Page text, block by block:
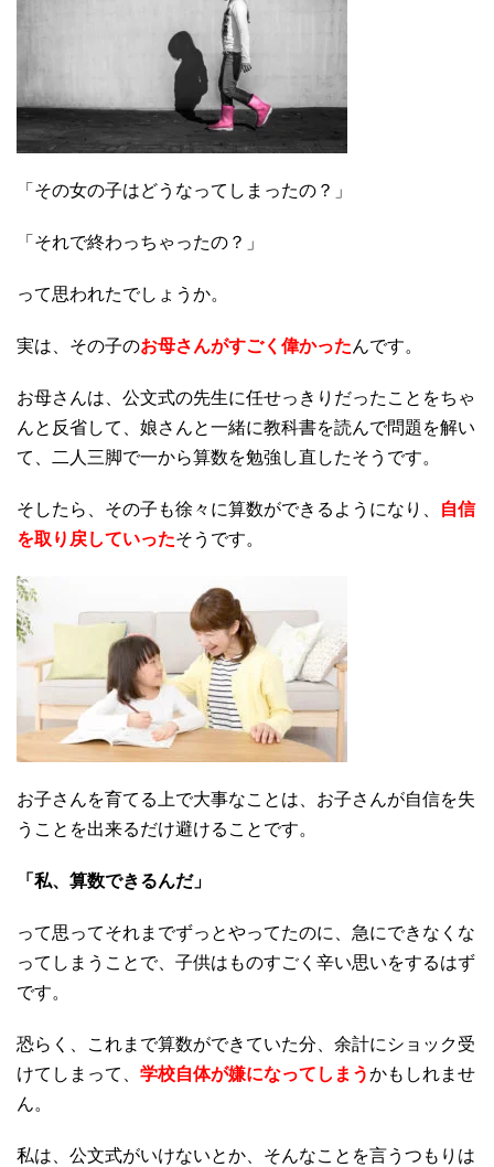
「その女の子はどうなってしまったの？」
「それで終わっちゃったの？」
って思われたでしょうか。
実は、その子のお母さんがすごく偉かったんです。
お母さんは、公文式の先生に任せっきりだったことをちゃ
んと反省して、娘さんと一緒に教科書を読んで問題を解い
て、二人三脚で一から算数を勉強し直したそうです。
そしたら、その子も徐々に算数ができるようになり、
自信
を取り戻していったそうです。
お子さんを育てる上で大事なことは、お子さんが自信を失
うことを出来るだけ避けることです。
「私、算数できるんだ」
って思ってそれまでずっとやってたのに、急にできなくな
ってしまうことで、子供はものすごく辛い思いをするはず
です。
恐らく、これまで算数ができていた分、余計にショック受
けてしまって、 学校自体が嫌になってしまうかもしれませ
ん。
私は、公文式がいけないとか、そんなことを言うつもりは